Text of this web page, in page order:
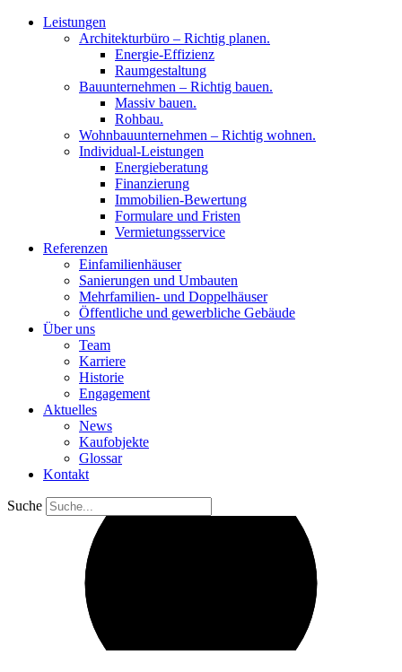
Leistungen
Architekturbüro – Richtig planen.
Energie-Effizienz
Raumgestaltung
Bauunternehmen – Richtig bauen.
Massiv bauen.
Rohbau.
Wohnbauunternehmen – Richtig wohnen.
Individual-Leistungen
Energieberatung
Finanzierung
Immobilien-Bewertung
Formulare und Fristen
Vermietungsservice
Referenzen
Einfamilienhäuser
Sanierungen und Umbauten
Mehrfamilien- und Doppelhäuser
Öffentliche und gewerbliche Gebäude
Über uns
Team
Karriere
Historie
Engagement
Aktuelles
News
Kaufobjekte
Glossar
Kontakt
Suche